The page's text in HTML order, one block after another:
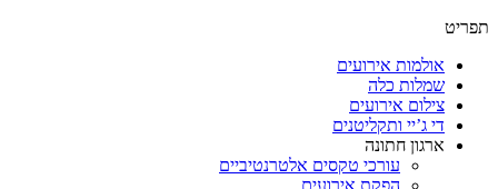
תפריט
אולמות אירועים
שמלות כלה
צילום אירועים
די ג’יי ותקליטנים
ארגון חתונה
עורכי טקסים אלטרנטיביים
הפקת אירועים